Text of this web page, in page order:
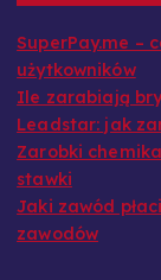
SuperPay.me –
użytkowników
Ile zarabiają
Leadstar: jak
Zarobki
stawki
Jaki zawód
zawodów